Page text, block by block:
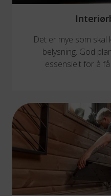
Det er mye som
belysning. God
essensielt for å